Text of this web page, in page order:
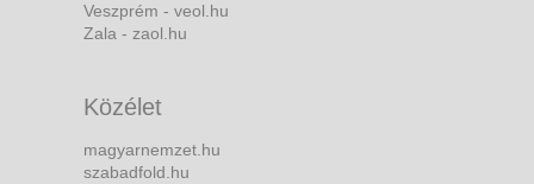
Veszprém - veol.hu
Zala - zaol.hu
Közélet
magyarnemzet.hu
szabadfold.hu